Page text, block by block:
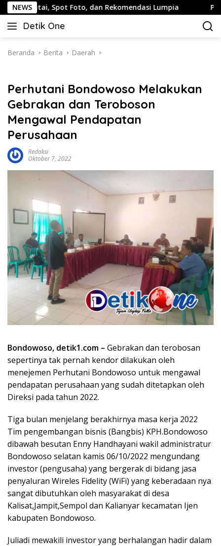
Langsung
ke
konten
NEWS
Foto, dan Rekomendasi Lumpia Panduan Wisata
Detik One
Tajam
Fakta
Beranda Berita Daerah
Perhutani Bondowoso Melakukan
Gebrakan dan Teroboson
Mengawal Pendapatan
Perusahaan
Redaksi
Oktober 7, 2022
Bondowoso, detik1.com – Gebrakan dan terobosan
sepertinya tak pernah kendor dilakukan oleh
menejemen Perhutani Bondowoso untuk mengawal
pendapatan perusahaan yang sudah ditetapkan oleh
Direksi pada tahun 2022.
Tiga bulan menjelang berakhirnya masa kerja 2022
Tim pengembangan bisnis (Bangbis) KPH.Bondowoso
dibawah besutan Enny Handhayani wakil administratur
Bondowoso selatan kamis 06/10/2022 mengundang
investor (pengusaha) yang bergerak di bidang jasa
penyaluran Wireles Fidelity (WiFi) yang keberadaan nya
sangat dibutuhkan oleh masyarakat di desa
Kalisat,Jampit,Sempol dan Kalianyar kecamatan Ijen
kabupaten Bondowoso.
Juliadi mewakili investor yang berhalangan hadir dalam